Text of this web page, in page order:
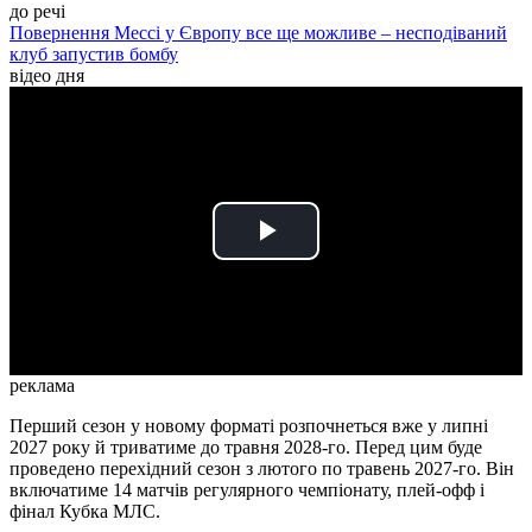
до речі
Повернення Мессі у Європу все ще можливе – несподіваний
клуб запустив бомбу
відео дня
Play
реклама
Перший сезон у новому форматі розпочнеться вже у липні
2027 року й триватиме до травня 2028-го. Перед цим буде
проведено перехідний сезон з лютого по травень 2027-го. Він
включатиме 14 матчів регулярного чемпіонату, плей-офф і
фінал Кубка МЛС.